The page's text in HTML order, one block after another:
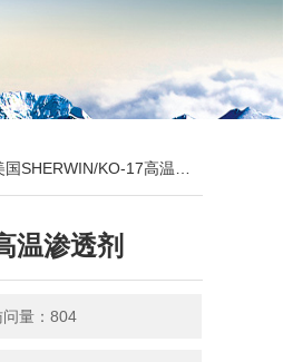
SHERWIN/KO-17高温渗透剂
温渗透剂
问量：804